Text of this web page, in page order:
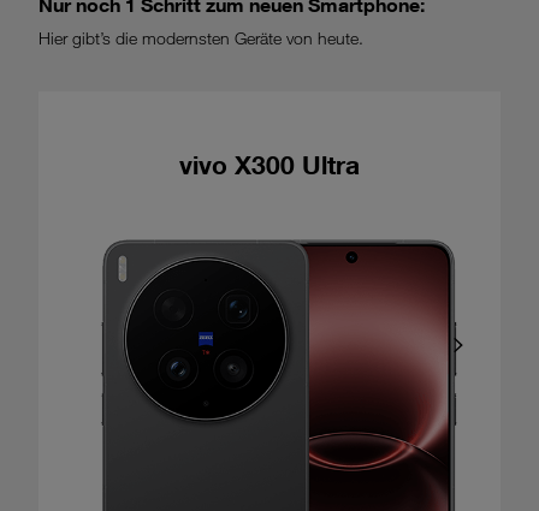
Hier gibt’s die modernsten Geräte von heute.
vivo X300 Ultra